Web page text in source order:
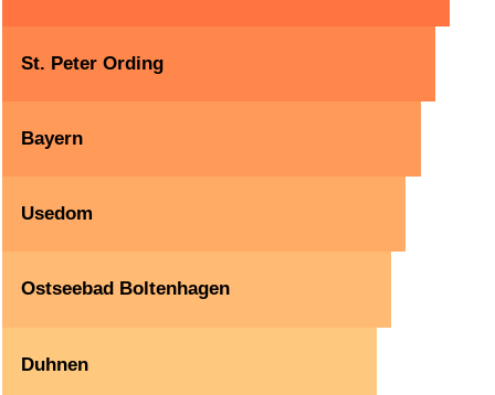
St. Peter Ording
Bayern
Usedom
Ostseebad Boltenhagen
Duhnen